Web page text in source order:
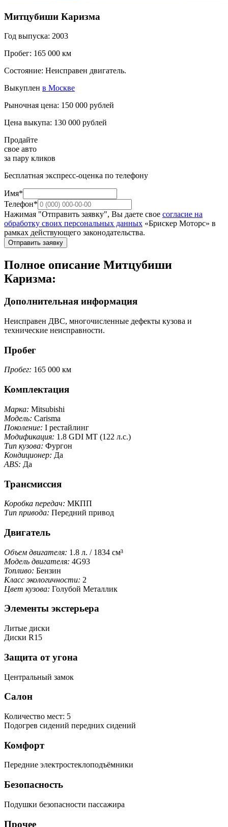
Митцубиши Каризма
Год выпуска: 2003
Пробег: 165 000 км
Состояние: Неисправен двигатель.
Выкуплен в Москве
Рыночная цена: 150 000 рублей
Цена выкупа: 130 000 рублей
Продайте
свое авто
за пару кликов
Бесплатная экспресс-оценка по телефону
Имя*
Телефон*
Нажимая "Отправить заявку", Вы даете свое согласие на
обработку своих персональных данных «Брискер Моторс» в
рамках действующего законодательства.
Отправить заявку
Полное описание Митцубиши
Каризма:
Дополнительная информация
Неисправен ДВС, многочисленные дефекты кузова и
технические неисправности.
Пробег
Пробег: 165 000 км
Комплектация
Марка: Mitsubishi
Модель: Carisma
Поколение: I рестайлинг
Модификация: 1.8 GDI MT (122 л.с.)
Тип кузова: Фургон
Кондиционер: Да
ABS: Да
Трансмиссия
Коробка передач: МКПП
Тип привода: Передний привод
Двигатель
Объем двигателя: 1.8 л. / 1834 см³
Модель двигателя: 4G93
Топливо: Бензин
Класс экологичности: 2
Цвет кузова: Голубой Металлик
Элементы экстерьера
Литые диски
Диски R15
Защита от угона
Центральный замок
Салон
Количество мест: 5
Подогрев сидений передних сидений
Комфорт
Передние электростеклоподъёмники
Безопасность
Подушки безопасности пассажира
Прочее